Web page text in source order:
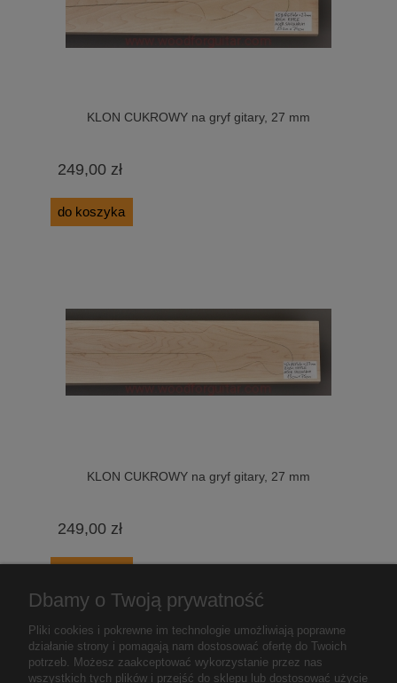
KLON CUKROWY na gryf gitary, 27 mm
249,00 zł
do koszyka
KLON CUKROWY na gryf gitary, 27 mm
249,00 zł
« 1 2 3 4 5 ... 48 »
Dbamy o Twoją prywatność
Pliki cookies i pokrewne im technologie umożliwiają poprawne
działanie strony i pomagają nam dostosować ofertę do Twoich
potrzeb. Możesz zaakceptować wykorzystanie przez nas
wszystkich tych plików i przejść do sklepu lub dostosować użycie